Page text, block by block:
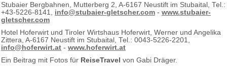
Stubaier Bergbahnen, Mutterberg 2, A-6167 Neustift im Stubaital, Tel.:
+43-5226-8141, info@stubaier-gletscher.com - www.stubaier-
gletscher.com
Hotel Hoferwirt und Tiroler Wirtshaus Hoferwirt, Werner und Angelika
Zittera, A-6167 Neustift im Stubaital, Tel.: 0043-5226-2201,
info@hoferwirt.at - www.hoferwirt.at
Ein Beitrag mit Fotos für ReiseTravel von Gabi Dräger.